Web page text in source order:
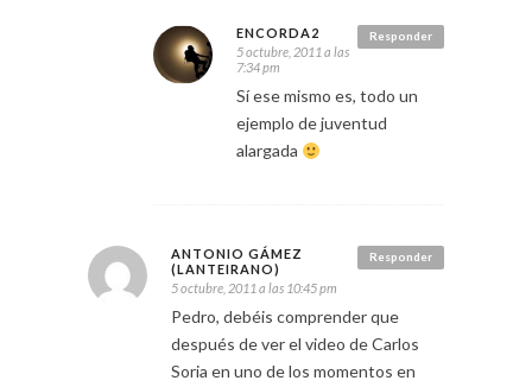
Responder
ENCORDA2
5 octubre, 2011 a las
7:34 pm
Sí ese mismo es, todo un
ejemplo de juventud
alargada
Responder
ANTONIO GÁMEZ
(LANTEIRANO)
5 octubre, 2011 a las 10:45 pm
Pedro, debéis comprender que
después de ver el video de Carlos
Soria en uno de los momentos en